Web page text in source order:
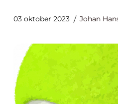
03 oktober 2023 Johan